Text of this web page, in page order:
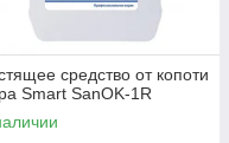
средство от копоти
Smart SanOK-1R